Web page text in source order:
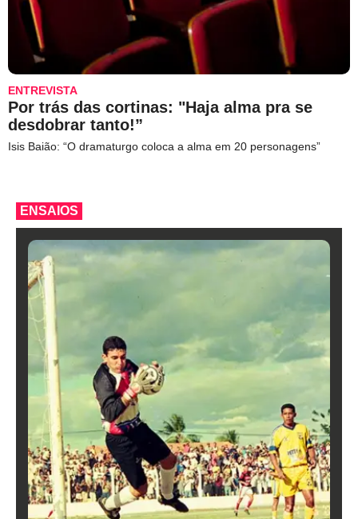
ENTREVISTA
Por trás das cortinas: "Haja alma pra se
desdobrar tanto!”
Isis Baião: “O dramaturgo coloca a alma em 20 personagens”
ENSAIOS